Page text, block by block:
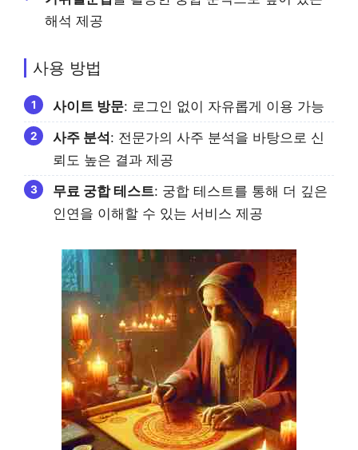
해석 제공
사용 방법
사이트 방문: 로그인 없이 자유롭게 이용 가능
사주 분석 : 전문가의 사주 분석을 바탕으로 신
뢰도 높은 결과 제공
무료 궁합 테스트: 궁합 테스트를 통해 더 깊은
인연을 이해할 수 있는 서비스 제공